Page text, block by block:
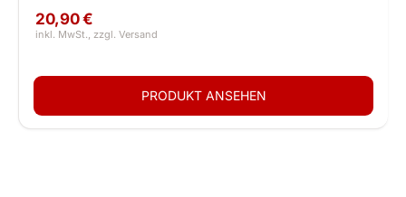
20,90 €